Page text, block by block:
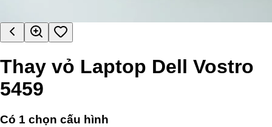
Thay vỏ Laptop Dell Vostro
5459
Có 1 chọn cấu hình